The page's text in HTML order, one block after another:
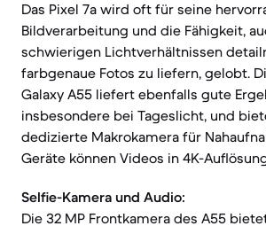
Das Pixel 7a wird oft für seine
Bildverarbeitung und die Fähigkeit,
schwierigen Lichtverhältnissen
farbgenaue Fotos zu liefern, gelobt.
Galaxy A55 liefert ebenfalls gute
insbesondere bei Tageslicht, und
dedizierte Makrokamera für
Geräte können Videos in 4K-
Selfie-Kamera und Audio:
Die 32 MP Frontkamera des A55